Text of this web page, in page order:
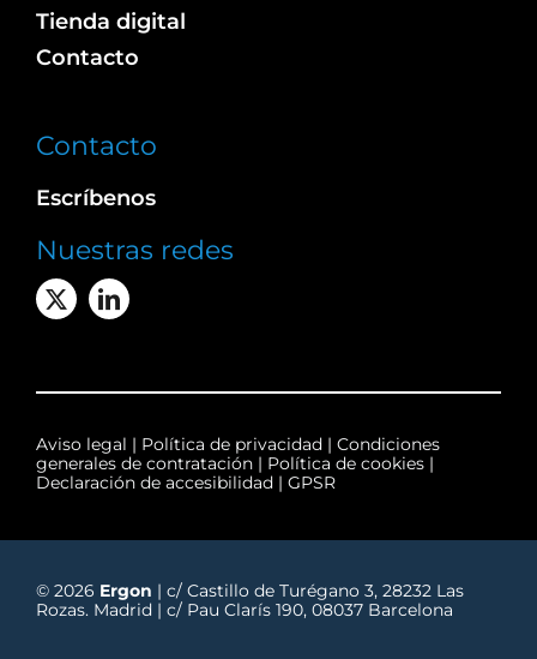
Tienda digital
Contacto
Contacto
Escríbenos
Nuestras redes
Aviso legal | Política de privacidad | Condiciones
generales de contratación| Política de cookies|
Declaración de accesibilidad| GPSR
© 2026 Ergon | c/ Castillo de Turégano 3, 28232 Las
Rozas. Madrid | c/ Pau Clarís 190, 08037 Barcelona